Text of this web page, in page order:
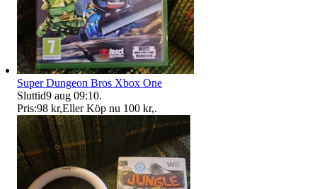
Super Dungeon Bros Xbox One
Sluttid9 aug 09:10.
Pris:98 kr,Eller Köp nu 100 kr,.